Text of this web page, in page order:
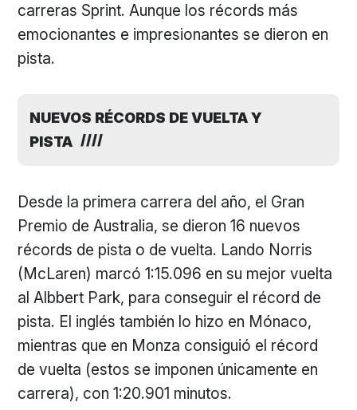
carreras Sprint. Aunque los récords más
emocionantes e impresionantes se dieron en
pista.
NUEVOS RÉCORDS DE VUELTA Y
PISTA
Desde la primera carrera del año, el Gran
Premio de Australia, se dieron 16 nuevos
récords de pista o de vuelta. Lando Norris
(McLaren) marcó 1:15.096 en su mejor vuelta
al Albbert Park, para conseguir el récord de
pista. El inglés también lo hizo en Mónaco,
mientras que en Monza consiguió el récord
de vuelta (estos se imponen únicamente en
carrera), con 1:20.901 minutos.